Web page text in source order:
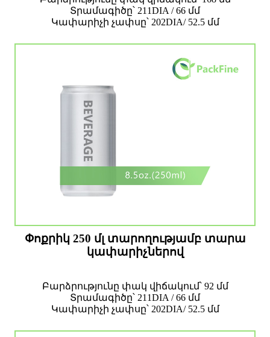
Տրամագիծը՝ 211DIA / 66 մմ
Կափարիչի չափսը՝ 202DIA/ 52.5 մմ
Փոքրիկ 250 մլ տարողությամբ տարա
կափարիչներով
Բարձրությունը փակ վիճակում՝ 92 մմ
Տրամագիծը՝ 211DIA / 66 մմ
Կափարիչի չափսը՝ 202DIA/ 52.5 մմ